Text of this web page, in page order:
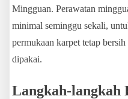
Mingguan. Perawatan
minimal seminggu sekali,
permukaan karpet tetap
dipakai.
Langkah-langkah